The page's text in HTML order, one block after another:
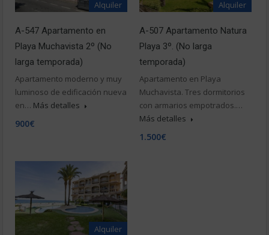
Alquiler
A-547 Apartamento en
Playa Muchavista 2º (No
larga temporada)
Apartamento moderno y muy
luminoso de edificación nueva
en… Más detalles
900€
Alquiler
A-507 Apartamento Natura
Playa 3º. (No larga
temporada)
Apartamento en Playa
Muchavista. Tres dormitorios
con armarios empotrados.…
Más detalles
1.500€
Alquiler